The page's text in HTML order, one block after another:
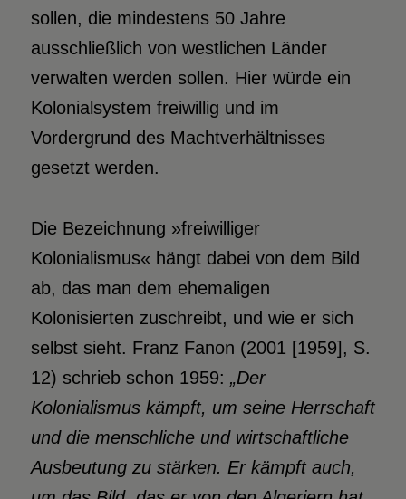
sollen, die mindestens 50 Jahre
ausschließlich von westlichen Länder
verwalten werden sollen. Hier würde ein
Kolonialsystem freiwillig und im
Vordergrund des Machtverhältnisses
gesetzt werden.
Die Bezeichnung »freiwilliger
Kolonialismus« hängt dabei von dem Bild
ab, das man dem ehemaligen
Kolonisierten zuschreibt, und wie er sich
selbst sieht. Franz Fanon (2001 [1959], S.
12) schrieb schon 1959: „Der
Kolonialismus kämpft, um seine Herrschaft
und die menschliche und wirtschaftliche
Ausbeutung zu stärken. Er kämpft auch,